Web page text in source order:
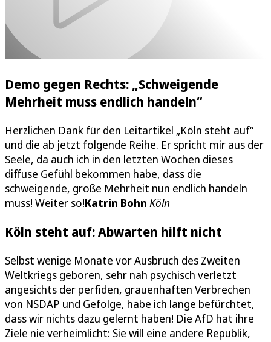
Demo gegen Rechts: „Schweigende
Mehrheit muss endlich handeln“
Herzlichen Dank für den Leitartikel „Köln steht auf“
und die ab jetzt folgende Reihe. Er spricht mir aus der
Seele, da auch ich in den letzten Wochen dieses
diffuse Gefühl bekommen habe, dass die
schweigende, große Mehrheit nun endlich handeln
muss! Weiter so!Katrin Bohn Köln
Köln steht auf: Abwarten hilft nicht
Selbst wenige Monate vor Ausbruch des Zweiten
Weltkriegs geboren, sehr nah psychisch verletzt
angesichts der perfiden, grauenhaften Verbrechen
von NSDAP und Gefolge, habe ich lange befürchtet,
dass wir nichts dazu gelernt haben! Die AfD hat ihre
Ziele nie verheimlicht: Sie will eine andere Republik,